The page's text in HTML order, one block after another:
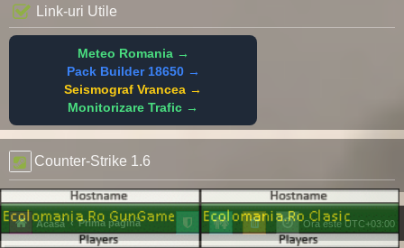
Link-uri Utile
Meteo Romania →
Pack Builder 18650 →
Seismograf Vrancea →
Monitorizare Trafic →
Counter-Strike 1.6
Acasă Prima pagină Ora este UTC+03:00